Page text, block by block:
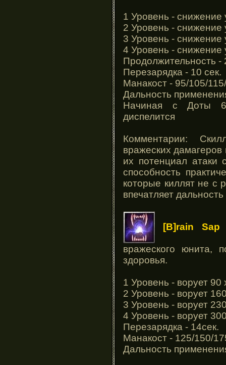
1 Уровень - снижение
2 Уровень - снижение
3 Уровень - снижение
4 Уровень - снижение
Продолжительность -
Перезарядка - 10 сек.
Манакост - 95/105/
Дальность
Начиная с Доты
диспелится
Комментарии:
вражеских
их потенциал атаки
способность
которые киллят не с
впечатляет
[B]rain Sap
вражеского юнита,
здоровья.
1 Уровень - ворует 90
2 Уровень - ворует
3 Уровень - ворует
4 Уровень - ворует
Перезарядка - 14сек.
Манакост - 125/150/
Дальность